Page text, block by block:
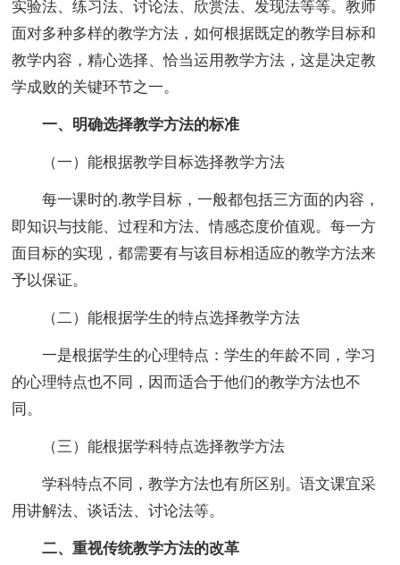
实验法、练习法、讨论法、欣赏法、发现法等等。教师
面对多种多样的教学方法，如何根据既定的教学目标和
教学内容，精心选择、恰当运用教学方法，这是决定教
学成败的关键环节之一。
一、明确选择教学方法的标准
（一）能根据教学目标选择教学方法
每一课时的.教学目标，一般都包括三方面的内容，
即知识与技能、过程和方法、情感态度价值观。每一方
面目标的实现，都需要有与该目标相适应的教学方法来
予以保证。
（二）能根据学生的特点选择教学方法
一是根据学生的心理特点：学生的年龄不同，学习
的心理特点也不同，因而适合于他们的教学方法也不
同。
（三）能根据学科特点选择教学方法
学科特点不同，教学方法也有所区别。语文课宜采
用讲解法、谈话法、讨论法等。
二、重视传统教学方法的改革